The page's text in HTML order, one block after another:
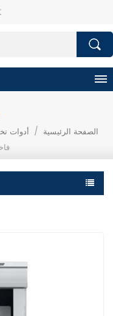
الصفحة الرئيسية / أدوات